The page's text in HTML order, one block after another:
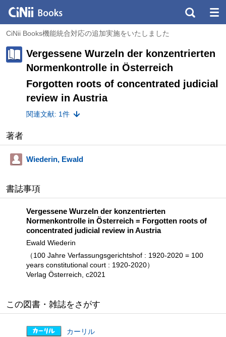
CiNii Books機能統合対応の追加実施をいたしました
Vergessene Wurzeln der konzentrierten
Normenkontrolle in Österreich
Forgotten roots of concentrated judicial
review in Austria
関連文献: 1件
著者
Wiederin, Ewald
書誌事項
Vergessene Wurzeln der konzentrierten
Normenkontrolle in Österreich = Forgotten roots of
concentrated judicial review in Austria
Ewald Wiederin
（100 Jahre Verfassungsgerichtshof : 1920-2020 = 100
years constitutional court : 1920-2020）
Verlag Österreich, c2021
この図書・雑誌をさがす
カーリル